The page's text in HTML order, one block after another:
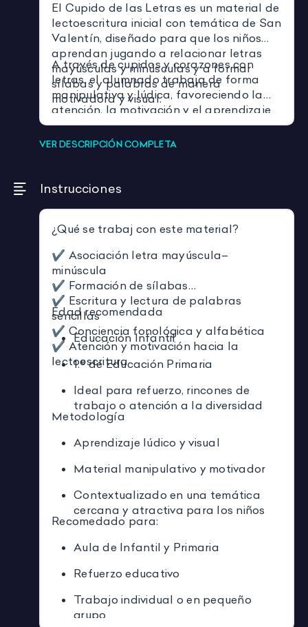
El Cupido de las Letras es un material de
lectoescritura inicial con temática de San
Valentín, diseñado para que los niños
aprendan jugando a relacionar letras
mayúsculas y minúsculas y a formar
sílabas y palabras de manera
motivadora y visual.
A través de cupidos y corazones con
letras, el alumnado trabaja de forma
manipulativa y lúdica, favoreciendo la
atención, la motivación y el aprendizaje
significativo.
VER DESCRIPCIÓN COMPLETA
Instrucciones
¿Qué se trabaj con este material?
✔️ Asociación letra mayúscula–
minúscula
✔️ Formación de sílabas
✔️ Escritura y lectura de palabras
sencillas
✔️ Conciencia fonológica y alfabética
✔️ Atención y motivación hacia la
lectoescritura
Edad recomendada
Educación Infantil
1.º de Educación Primaria
Ideal para refuerzo, rincones de
trabajo o atención a la diversidad
Metodología
Aprendizaje lúdico y visual
Material manipulativo y motivador
Contextualizado en una temática
cercana y atractiva para los niños
Recomedado para:
Aula de Infantil y Primaria
Refuerzo educativo
Trabajo individual o en pequeño
grupo